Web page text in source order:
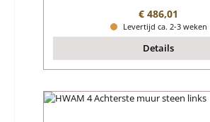
Normale prijs:
€ 486,01
Levertijd ca. 2-3 weken
Details